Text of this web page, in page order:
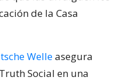
de la Casa
Welleasegura
Social en una